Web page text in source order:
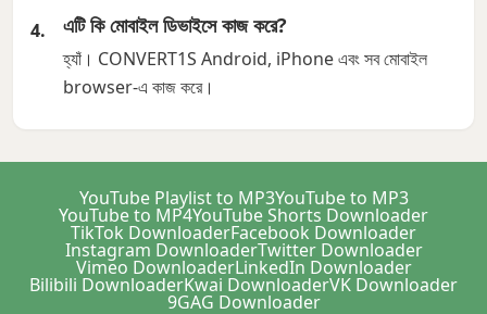
এটি কি মোবাইল ডিভাইসে কাজ করে?
হ্যাঁ। CONVERT1S Android, iPhone এবং সব মোবাইল
browser-এ কাজ করে।
YouTube Playlist to MP3YouTube to MP3
YouTube to MP4YouTube Shorts Downloader
TikTok DownloaderFacebook Downloader
Instagram DownloaderTwitter Downloader
Vimeo DownloaderLinkedIn Downloader
Bilibili DownloaderKwai DownloaderVK Downloader
9GAG Downloader